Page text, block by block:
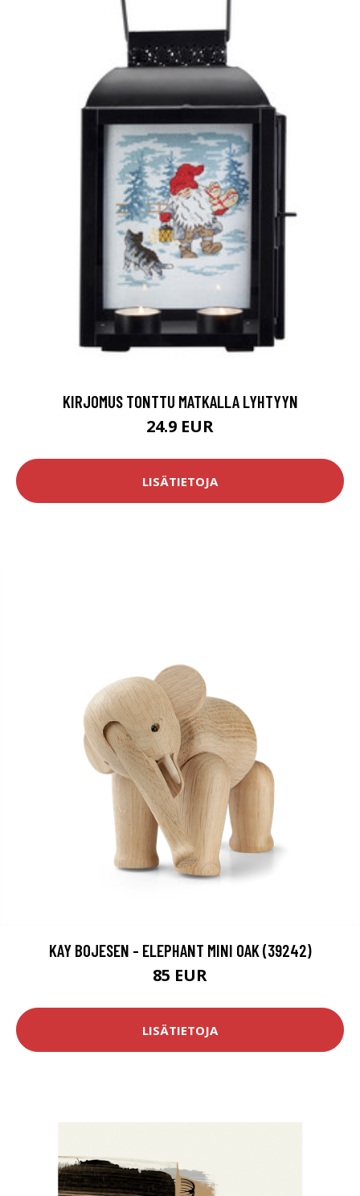
KIRJOMUS TONTTU MATKALLA LYHTYYN
24.9 EUR
LISÄTIETOJA
KAY BOJESEN - ELEPHANT MINI OAK (39242)
85 EUR
LISÄTIETOJA